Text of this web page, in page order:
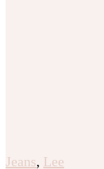
Jeans, Lee